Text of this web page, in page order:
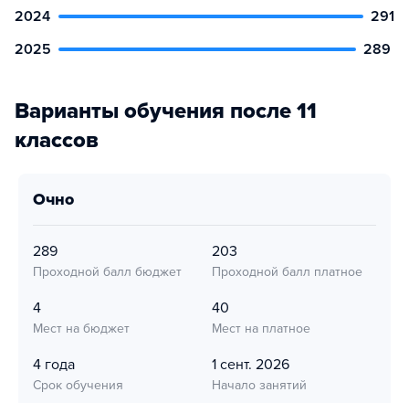
2024
291
2025
289
Варианты обучения после 11
классов
очно
289
Проходной балл бюджет
203
Проходной балл платное
4
Мест на бюджет
40
Мест на платное
4 года
Срок обучения
1 сент. 2026
Начало занятий